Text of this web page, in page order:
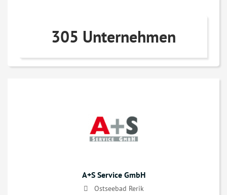
305 Unternehmen
A+S Service GmbH
Ostseebad Rerik